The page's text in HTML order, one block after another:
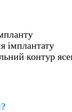
імплантату
контур